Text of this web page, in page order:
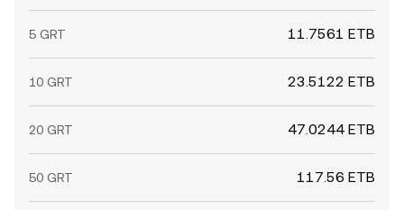
5 GRT 11.7561 ETB
10 GRT 23.5122 ETB
20 GRT 47.0244 ETB
50 GRT 117.56 ETB